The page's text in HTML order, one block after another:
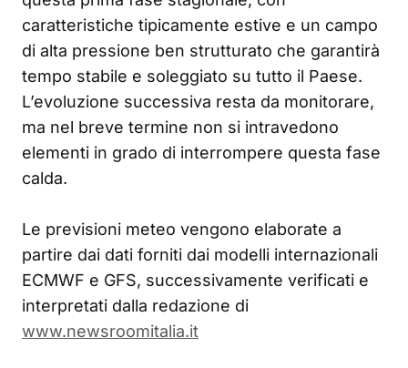
caratteristiche tipicamente estive e un campo
di alta pressione ben strutturato che garantirà
tempo stabile e soleggiato su tutto il Paese.
L’evoluzione successiva resta da monitorare,
ma nel breve termine non si intravedono
elementi in grado di interrompere questa fase
calda.
Le previsioni meteo vengono elaborate a
partire dai dati forniti dai modelli internazionali
ECMWF e GFS, successivamente verificati e
interpretati dalla redazione di
www.newsroomitalia.it